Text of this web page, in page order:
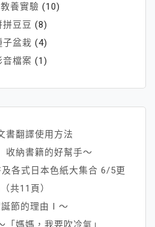
養實驗 (10)
拼豆豆 (8)
子盆栽 (4)
音檔案 (1)
書翻譯使用方法
收納書籍的好幫手～
各式日本色紙大集合 6/5更
共11頁）
誕節的理由Ⅰ～
「媽媽，我要吹冷氣」